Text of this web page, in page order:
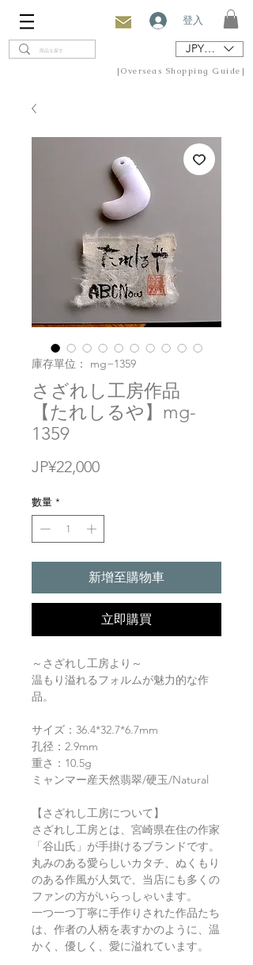
登入
JPY (¥)
[Overseas Shopping Guide]
庫存單位： mg−1359
さざれし工房作品
【たれしるや】mg-
1359
JP¥22,000價
數量 *
新增至購物車
立即購買
～さざれし工房より～
温もり溢れるフォルムが魅力的な作
品。
サイズ：36.4*32.7*6.7mm
孔径：2.9mm
重さ：10.5g
ミャンマー産天然翡翠/硬玉/Natural
【さざれし工房について】
さざれし工房とは、宮崎県在住の作家
「谷山氏」が手掛けるブランドです。
丸みのある愛らしいカタチ、ぬくもり
のある作風が人気で、当店にも多くの
ファンの方がいらっしゃいます。
一つ一つ丁寧に手作りされた作品たち
は、作者の人柄を表すかのように、温
かく、優しく、愛に溢れています。